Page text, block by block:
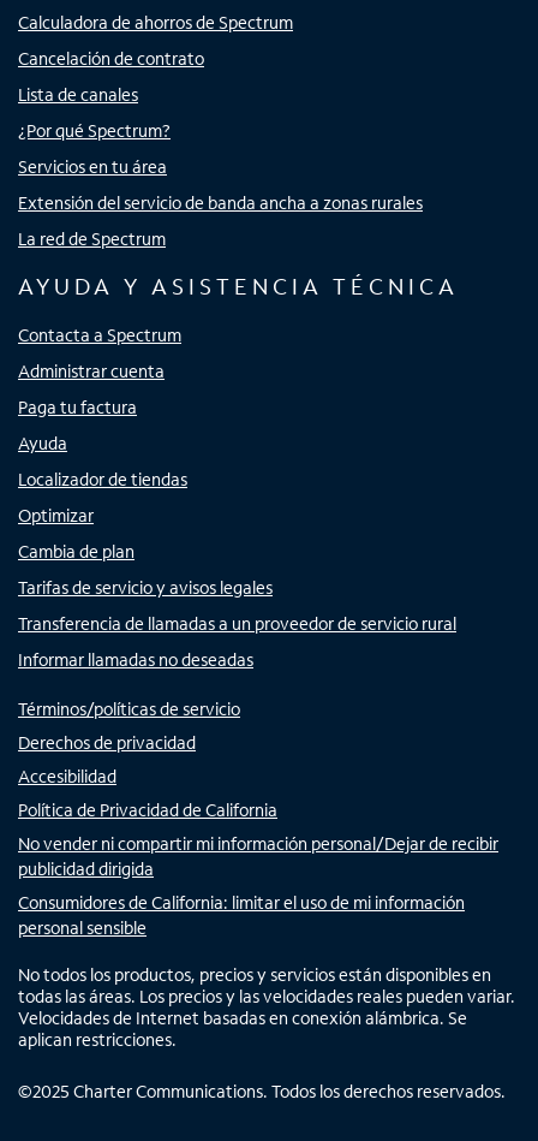
Calculadora de ahorros de Spectrum
Cancelación de contrato
Lista de canales
¿Por qué Spectrum?
Servicios en tu área
Extensión del servicio de banda ancha a zonas rurales
La red de Spectrum
AYUDA Y ASISTENCIA TÉCNICA
Contacta a Spectrum
Administrar cuenta
Paga tu factura
Ayuda
Localizador de tiendas
Optimizar
Cambia de plan
Tarifas de servicio y avisos legales
Transferencia de llamadas a un proveedor de servicio rural
Informar llamadas no deseadas
Términos/políticas de servicio
Derechos de privacidad
Accesibilidad
Política de Privacidad de California
No vender ni compartir mi información personal/Dejar de recibir
publicidad dirigida
Consumidores de California: limitar el uso de mi información
personal sensible
No todos los productos, precios y servicios están disponibles en
todas las áreas. Los precios y las velocidades reales pueden variar.
Velocidades de Internet basadas en conexión alámbrica. Se
aplican restricciones.
©2025 Charter Communications. Todos los derechos reservados.